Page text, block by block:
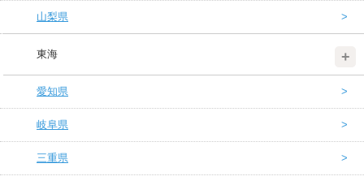
山梨県
東海
愛知県
岐阜県
三重県